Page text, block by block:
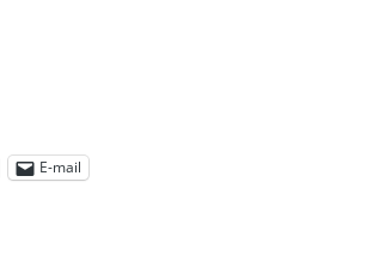
E-mail